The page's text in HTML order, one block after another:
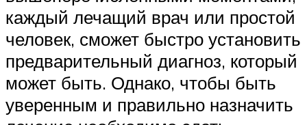
каждый лечащий врач или простой
человек, сможет быстро установить
предварительный диагноз, который
может быть. Однако, чтобы быть
уверенным и правильно назначить